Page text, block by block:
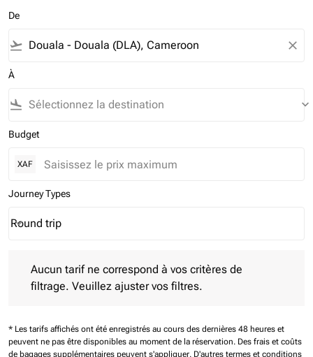
De
flight_takeoff close
À
flight_land keyboard_arrow_down
Budget
XAF
Journey Types
Journey Types option Round trip Selected
Round trip
keyboard_arrow_down
Aucun tarif ne correspond à vos critères de
filtrage. Veuillez ajuster vos filtres.
* Les tarifs affichés ont été enregistrés au cours des dernières 48 heures et
peuvent ne pas être disponibles au moment de la réservation. Des frais et coûts
de bagages supplémentaires peuvent s'appliquer. D'autres termes et conditions